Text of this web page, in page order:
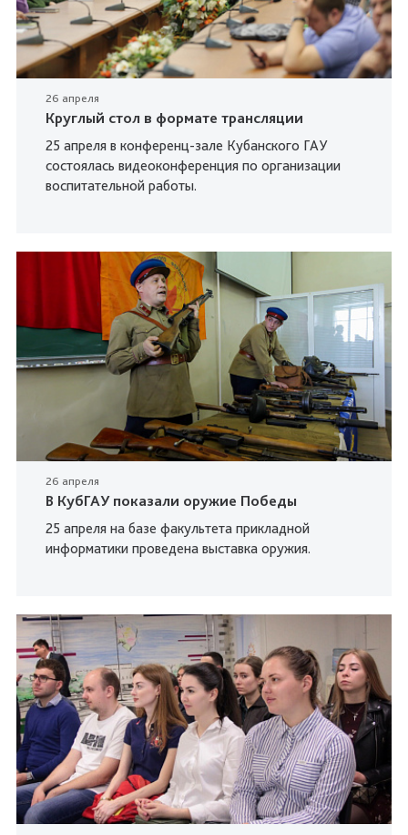
26 апреля
Круглый стол в формате трансляции
25 апреля в конференц-зале Кубанского ГАУ
состоялась видеоконференция по организации
воспитательной работы.
26 апреля
В КубГАУ показали оружие Победы
25 апреля на базе факультета прикладной
информатики проведена выставка оружия.